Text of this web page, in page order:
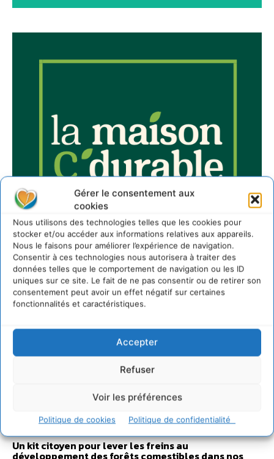
Gérer le consentement aux
cookies
Nous utilisons des technologies telles que les cookies pour
stocker et/ou accéder aux informations relatives aux appareils.
Nous le faisons pour améliorer l’expérience de navigation.
Consentir à ces technologies nous autorisera à traiter des
données telles que le comportement de navigation ou les ID
uniques sur ce site. Le fait de ne pas consentir ou de retirer son
consentement peut avoir un effet négatif sur certaines
fonctionnalités et caractéristiques.
Accepter
Refuser
Voir les préférences
Politique de cookies Politique de confidentialité
Sur Cdurable
Comment le sol français a perdu sa mémoire
hydrique et déréglé tout le territoire (2020-2026)
Développer notre attention aux espèces vivantes
non humaines avec les communs de Zoepolis
30 juillet 2026
Un kit citoyen pour lever les freins au